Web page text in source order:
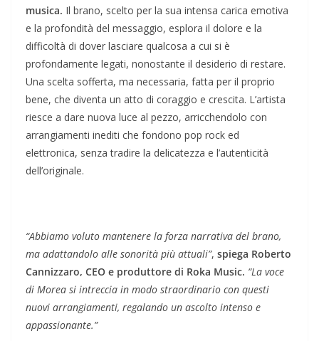
musica. Il brano, scelto per la sua intensa carica emotiva
e la profondità del messaggio, esplora il dolore e la
difficoltà di dover lasciare qualcosa a cui si è
profondamente legati, nonostante il desiderio di restare.
Una scelta sofferta, ma necessaria, fatta per il proprio
bene, che diventa un atto di coraggio e crescita. L’artista
riesce a dare nuova luce al pezzo, arricchendolo con
arrangiamenti inediti che fondono pop rock ed
elettronica, senza tradire la delicatezza e l’autenticità
dell’originale.
“Abbiamo voluto mantenere la forza narrativa del brano,
ma adattandolo alle sonorità più attuali”, spiega Roberto
Cannizzaro, CEO e produttore di Roka Music. “La voce
di Morea si intreccia in modo straordinario con questi
nuovi arrangiamenti, regalando un ascolto intenso e
appassionante.”